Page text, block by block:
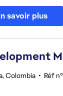
savoir plus
Colombia • Réf